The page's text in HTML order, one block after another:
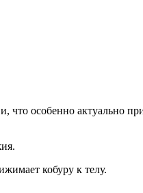
что особенно актуально
кобуру к телу.